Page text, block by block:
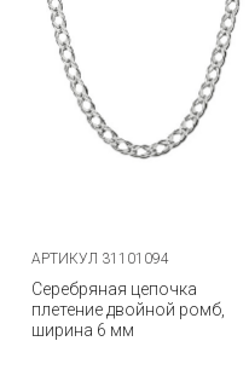
АРТИКУЛ 31101094
Серебряная цепочка
плетение двойной ромб,
ширина 6 мм